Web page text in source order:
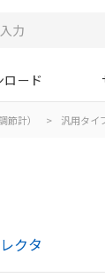
ード
計） > 汎用タイ
クタ